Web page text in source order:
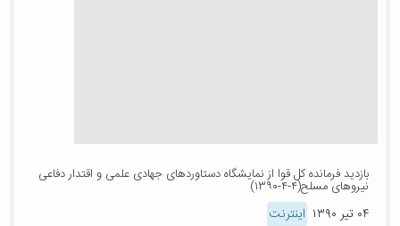
بازدید فرمانده کل قوا از نمایشگاه دستاوردهای جهادی علمی و اقتدار دفاعی
نیروهای مسلح(۴-۴-۱۳۹۰)
۰۴ تیر ۱۳۹۰ اینترنت